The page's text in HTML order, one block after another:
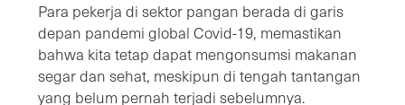
Para pekerja di sektor pangan berada di garis
depan pandemi global Covid-19, memastikan
bahwa kita tetap dapat mengonsumsi makanan
segar dan sehat, meskipun di tengah tantangan
yang belum pernah terjadi sebelumnya.